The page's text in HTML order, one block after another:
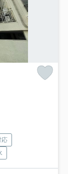
応